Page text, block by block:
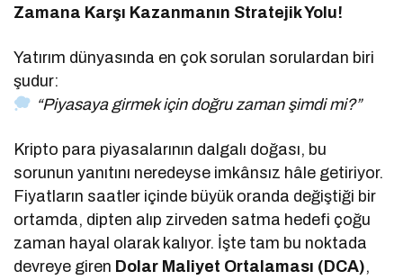
Zamana Karşı Kazanmanın Stratejik Yolu!
Yatırım dünyasında en çok sorulan sorulardan biri
şudur:
“Piyasaya girmek için doğru zaman şimdi mi?”
Kripto para piyasalarının dalgalı doğası, bu
sorunun yanıtını neredeyse imkânsız hâle getiriyor.
Fiyatların saatler içinde büyük oranda değiştiği bir
ortamda, dipten alıp zirveden satma hedefi çoğu
zaman hayal olarak kalıyor. İşte tam bu noktada
devreye giren Dolar Maliyet Ortalaması (DCA),